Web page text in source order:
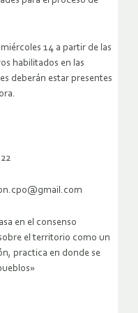
14 a partir de las
habilitados en las
deberán estar presentes
en el consenso
el territorio como un
practica en donde se